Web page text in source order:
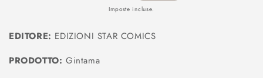
Imposte incluse.
EDITORE: EDIZIONI STAR COMICS
PRODOTTO: Gintama